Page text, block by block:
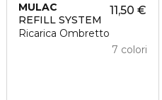
MULAC
REFILL SYSTEM
Ricarica Ombretto
11,50 €
7 colori